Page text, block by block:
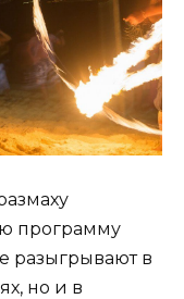
программу
разыгрывают в
но и в